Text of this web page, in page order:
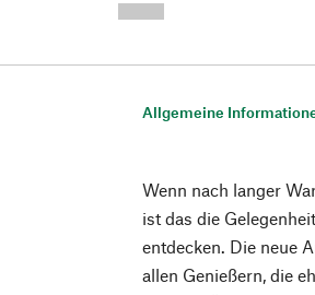
Allgemeine
Wenn nach langer
ist das die
entdecken. Die neue
allen Genießern, die